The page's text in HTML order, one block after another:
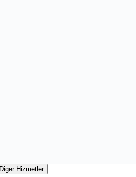
Diger Hizmetler